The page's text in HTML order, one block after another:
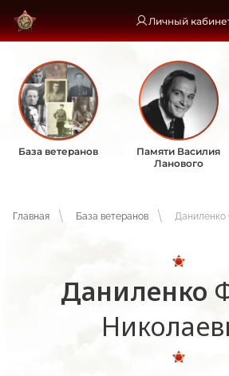
Личный
База ветеранов
Памяти Василия
Ланового
Главная База ветеранов Даниленко
Даниленко